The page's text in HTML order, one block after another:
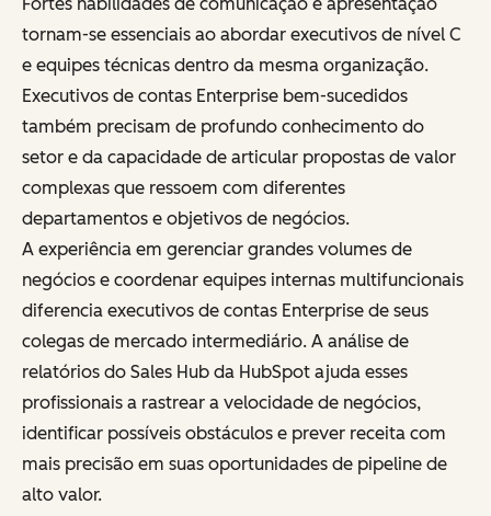
tornam-se essenciais ao abordar executivos de nível C
e equipes técnicas dentro da mesma organização.
Executivos de contas Enterprise bem-sucedidos
também precisam de profundo conhecimento do
setor e da capacidade de articular propostas de valor
complexas que ressoem com diferentes
departamentos e objetivos de negócios.
A experiência em gerenciar grandes volumes de
negócios e coordenar equipes internas multifuncionais
diferencia executivos de contas Enterprise de seus
colegas de mercado intermediário. A análise de
relatórios do Sales Hub da HubSpot ajuda esses
profissionais a rastrear a velocidade de negócios,
identificar possíveis obstáculos e prever receita com
mais precisão em suas oportunidades de pipeline de
alto valor.